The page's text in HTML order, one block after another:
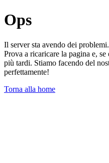
Ops
Il server sta avendo dei problemi.
Prova a ricaricare la pagina e,
più tardi. Stiamo facendo del
perfettamente!
Torna alla home